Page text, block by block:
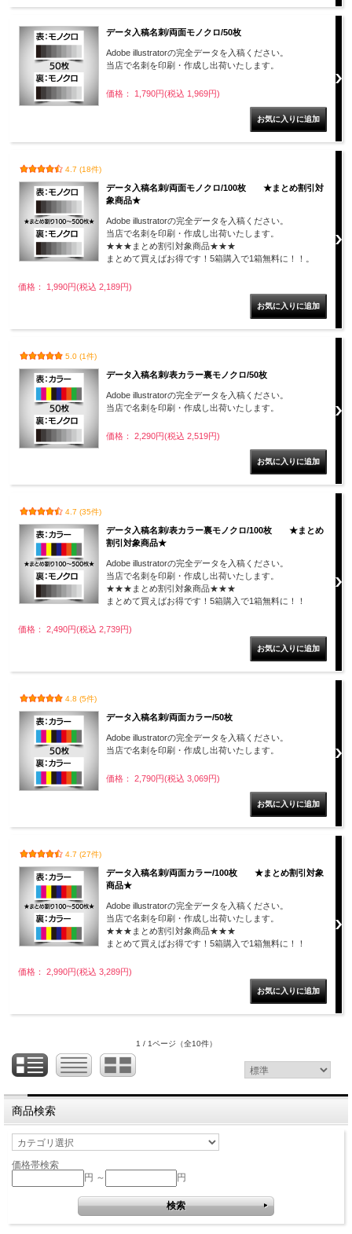
データ入稿名刺/両面モノクロ/50枚
Adobe illustratorの完全データを入稿ください。
当店で名刺を印刷・作成し出荷いたします。
価格： 1,790円(税込 1,969円)
4.7 (18件)
データ入稿名刺/両面モノクロ/100枚 ★まとめ割引対
象商品★
Adobe illustratorの完全データを入稿ください。
当店で名刺を印刷・作成し出荷いたします。
★★★まとめ割引対象商品★★★
まとめて買えばお得です！5箱購入で1箱無料に！！。
価格： 1,990円(税込 2,189円)
5.0 (1件)
データ入稿名刺/表カラー裏モノクロ/50枚
Adobe illustratorの完全データを入稿ください。
当店で名刺を印刷・作成し出荷いたします。
価格： 2,290円(税込 2,519円)
4.7 (35件)
データ入稿名刺/表カラー裏モノクロ/100枚 ★まとめ
割引対象商品★
Adobe illustratorの完全データを入稿ください。
当店で名刺を印刷・作成し出荷いたします。
★★★まとめ割引対象商品★★★
まとめて買えばお得です！5箱購入で1箱無料に！！
価格： 2,490円(税込 2,739円)
4.8 (5件)
データ入稿名刺/両面カラー/50枚
Adobe illustratorの完全データを入稿ください。
当店で名刺を印刷・作成し出荷いたします。
価格： 2,790円(税込 3,069円)
4.7 (27件)
データ入稿名刺/両面カラー/100枚 ★まとめ割引対象
商品★
Adobe illustratorの完全データを入稿ください。
当店で名刺を印刷・作成し出荷いたします。
★★★まとめ割引対象商品★★★
まとめて買えばお得です！5箱購入で1箱無料に！！
価格： 2,990円(税込 3,289円)
1 / 1ページ （全10件）
商品検索
価格帯検索
円 ～
円